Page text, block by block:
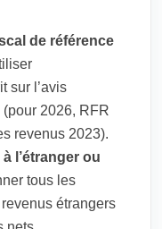
de référence
sur l’avis
(pour 2026, RFR
revenus 2023).
l’étranger ou
tous les
étrangers